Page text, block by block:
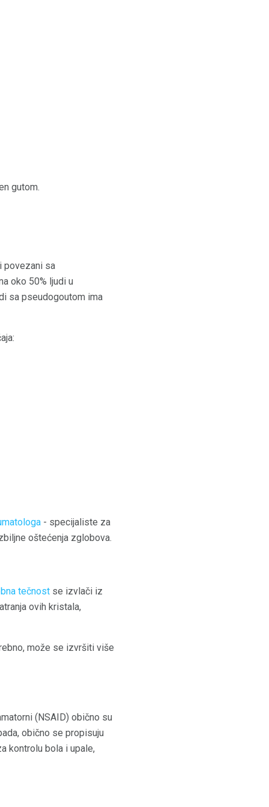
gutom.
povezani sa
oko 50% ljudi u
sa pseudogoutom ima
- specijaliste za
oštećenja zglobova.
tečnost se izvlači iz
ovih kristala,
može se izvršiti više
(NSAID) obično su
obično se propisuju
kontrolu bola i upale,